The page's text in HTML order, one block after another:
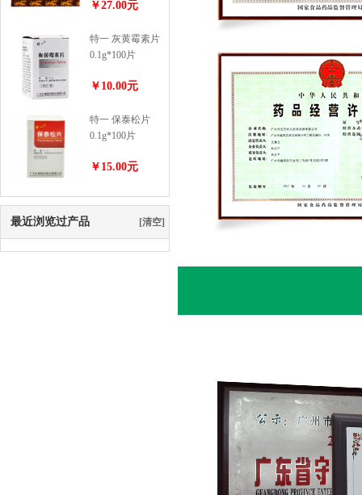
￥27.00元
特一 灰黄霉素片
0.1g*100片
￥10.00元
特一 保泰松片
0.1g*100片
￥15.00元
最近浏览过产品 [清空]